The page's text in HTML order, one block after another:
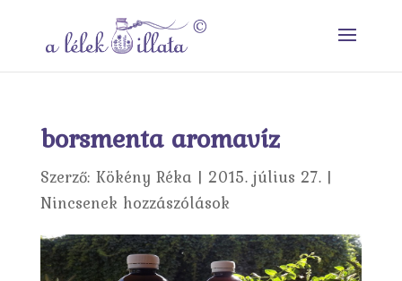
borsmenta aromavíz
Szerző: Kökény Réka | 2015. július 27.|
Nincsenek hozzászólások